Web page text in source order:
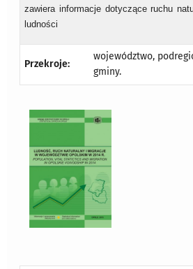
zawiera informacje dotyczące ruchu
ludności
Przekroje:
województwo,
gminy.